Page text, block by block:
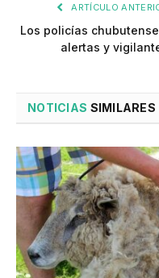
ARTÍCULO
Los policías
alertas y
NOTICIAS SIMILARES